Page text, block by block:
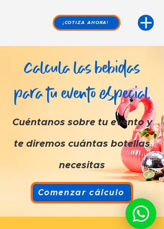
¡COTIZA AHORA!
Calcula las bebidas
para tu evento especial
Cuéntanos sobre tu evento y
te diremos cuántas botellas
necesitas
Comenzar cálculo